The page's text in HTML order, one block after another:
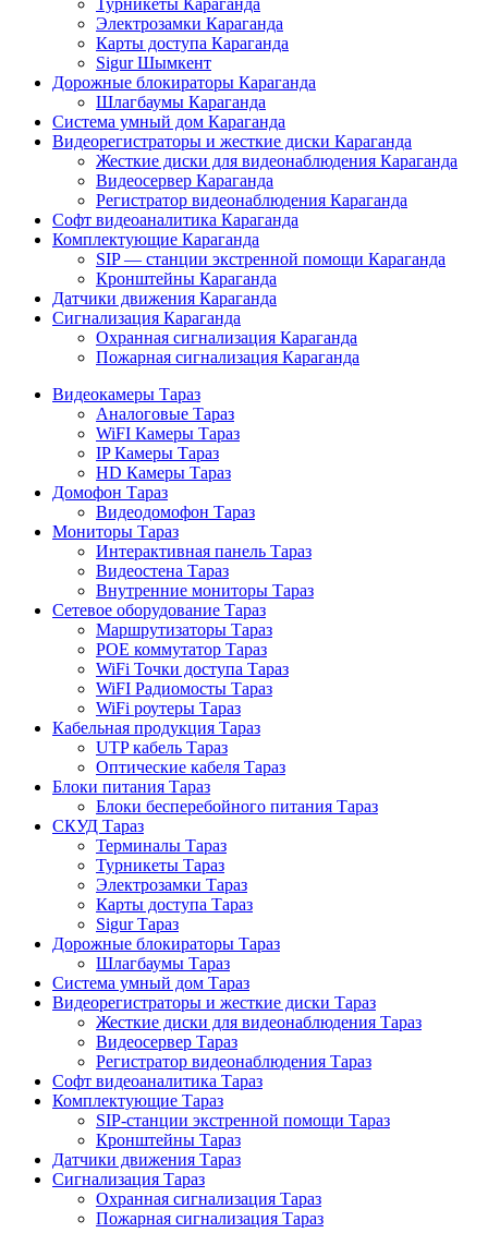
Турникеты Караганда
Электрозамки Караганда
Карты доступа Караганда
Sigur Шымкент
Дорожные блокираторы Караганда
Шлагбаумы Караганда
Система умный дом Караганда
Видеорегистраторы и жесткие диски Караганда
Жесткие диски для видеонаблюдения Караганда
Видеосервер Караганда
Регистратор видеонаблюдения Караганда
Софт видеоаналитика Караганда
Комплектующие Караганда
SIP — станции экстренной помощи Караганда
Кронштейны Караганда
Датчики движения Караганда
Сигнализация Караганда
Охранная сигнализация Караганда
Пожарная сигнализация Караганда
Видеокамеры Тараз
Аналоговые Тараз
WiFI Камеры Тараз
IP Камеры Тараз
HD Камеры Тараз
Домофон Тараз
Видеодомофон Тараз
Мониторы Тараз
Интерактивная панель Тараз
Видеостена Тараз
Внутренние мониторы Тараз
Сетевое оборудование Тараз
Маршрутизаторы Тараз
POE коммутатор Тараз
WiFi Точки доступа Тараз
WiFI Радиомосты Тараз
WiFi роутеры Тараз
Кабельная продукция Тараз
UTP кабель Тараз
Оптические кабеля Тараз
Блоки питания Тараз
Блоки бесперебойного питания Тараз
СКУД Тараз
Терминалы Тараз
Турникеты Тараз
Электрозамки Тараз
Карты доступа Тараз
Sigur Тараз
Дорожные блокираторы Тараз
Шлагбаумы Тараз
Система умный дом Тараз
Видеорегистраторы и жесткие диски Тараз
Жесткие диски для видеонаблюдения Тараз
Видеосервер Тараз
Регистратор видеонаблюдения Тараз
Софт видеоаналитика Тараз
Комплектующие Тараз
SIP-станции экстренной помощи Тараз
Кронштейны Тараз
Датчики движения Тараз
Сигнализация Тараз
Охранная сигнализация Тараз
Пожарная сигнализация Тараз